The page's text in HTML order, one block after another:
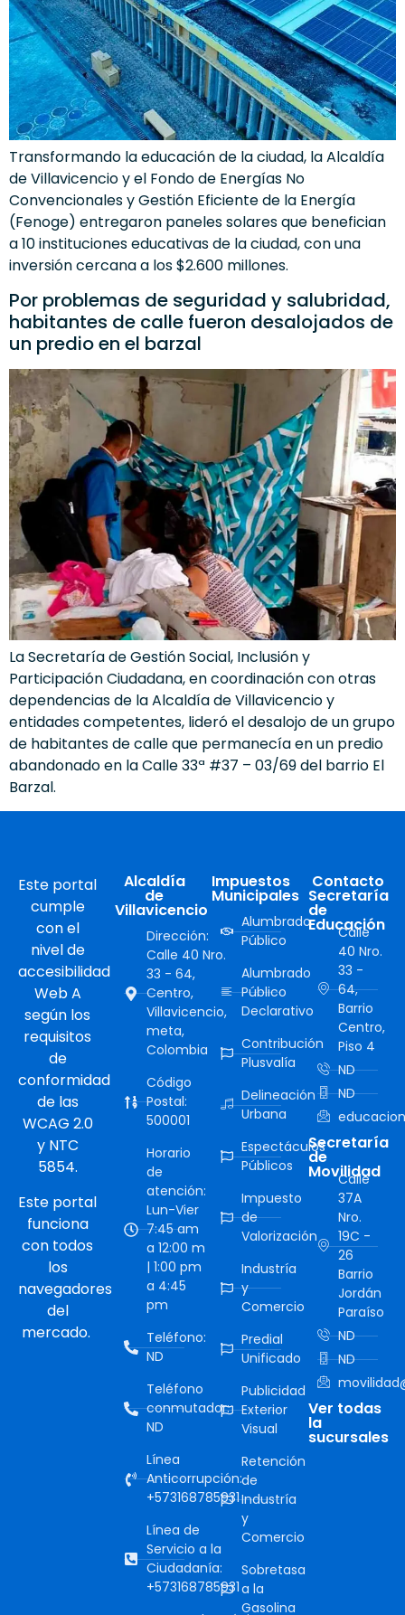
Transformando la educación de la ciudad, la Alcaldía
de Villavicencio y el Fondo de Energías No
Convencionales y Gestión Eficiente de la Energía
(Fenoge) entregaron paneles solares que benefician
a 10 instituciones educativas de la ciudad, con una
inversión cercana a los $2.600 millones.
Por problemas de seguridad y salubridad,
habitantes de calle fueron desalojados de
un predio en el barzal
La Secretaría de Gestión Social, Inclusión y
Participación Ciudadana, en coordinación con otras
dependencias de la Alcaldía de Villavicencio y
entidades competentes, lideró el desalojo de un grupo
de habitantes de calle que permanecía en un predio
abandonado en la Calle 33ª #37 – 03/69 del barrio El
Barzal.
Este portal
cumple
con el
nivel de
accesibilidad
Web A
según los
requisitos
de
conformidad
de las
WCAG 2.0
y NTC
5854.
Este portal
funciona
con todos
los
navegadores
del
mercado.
Alcaldía
de
Villavicencio
Dirección:
Calle 40 Nro.
33 - 64,
Centro,
Villavicencio,
meta,
Colombia
Código
Postal:
500001
Horario
de
atención:
Lun-Vier
7:45 am
a 12:00 m
| 1:00 pm
a 4:45
pm
Teléfono:
ND
Teléfono
conmutador:
ND
Línea
Anticorrupción:
+573168785931
Línea de
Servicio a la
Ciudadanía:
+573168785931
Impuestos
Municipales
Alumbrado
Público
Alumbrado
Público
Declarativo
Contribución
Plusvalía
Delineación
Urbana
Espectáculos
Públicos
Impuesto
de
Valorización
Industría
y
Comercio
Predial
Unificado
Publicidad
Exterior
Visual
Retención
de
Industría
y
Comercio
Sobretasa
a la
Gasolina
Contacto
Secretaría
de
Educación
Calle
40 Nro.
33 -
64,
Barrio
Centro,
Piso 4
ND
ND
Secretaría
de
Movilidad
Calle
37A
Nro.
19C -
26
Barrio
Jordán
Paraíso
ND
ND
Ver todas
la
sucursales